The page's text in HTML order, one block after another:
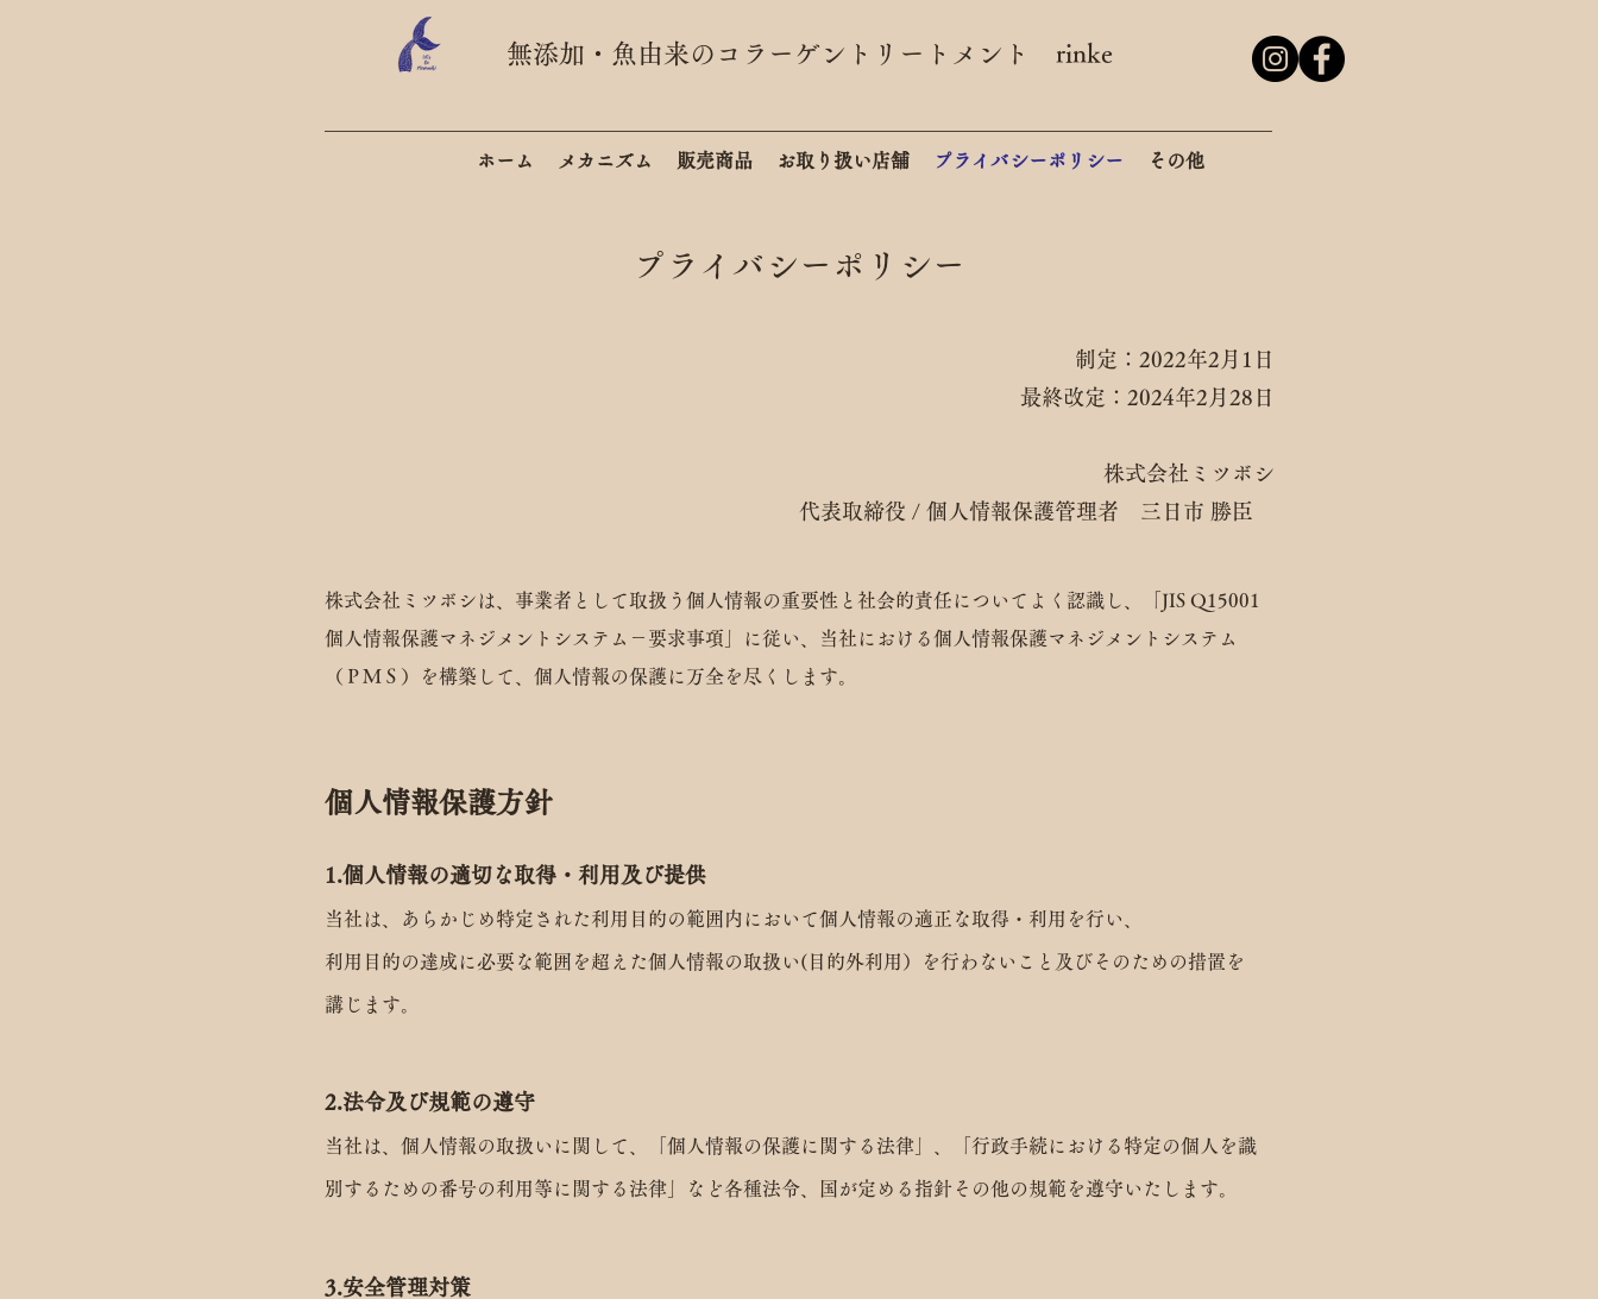
​無添加・魚由来のコラーゲントリートメント rinke
ホーム メカニズム 販売商品 お取り扱い店舗 プライバシーポリシー その他
プライバシーポリシー
制定：2022年2月1日
最終改定：2024年2月28日
株式会社ミツボシ
代表取締役 / 個人情報保護管理者 三日市 勝臣
株式会社ミツボシは、事業者として取扱う個人情報の重要性と社会的責任についてよく認識し、「JIS Q15001
個人情報保護マネジメントシステム－要求事項」に従い、当社における個人情報保護マネジメントシステム
（ＰＭＳ）を構築して、個人情報の保護に万全を尽くします。
個人情報保護方針
1.個人情報の適切な取得・利 用及び提供
当社は、あらかじめ特定された利用目的の範囲内において個人情報の適正な取得・利用を行い、
利用目的の達成に必要な範囲を超えた個人情報の取扱い(目的外利用）を行わないこと及びそのための措置を
講じます。
2.法令及び規範の遵守
当社は、個人情報の取扱いに関して、「個人情報の保護に関する法律」、「行政手続における特定の個人を識
別するための番号の利用等に関する法律」など各種法令、国が定める指針その他の規範を遵守いたします。
3.安全管理対策